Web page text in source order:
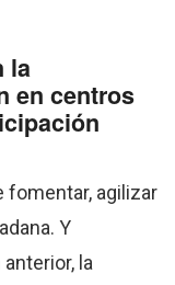
la
en centros
fomentar, agilizar
Y
la